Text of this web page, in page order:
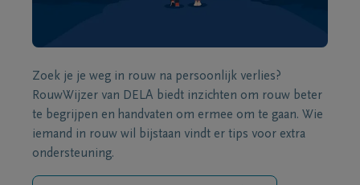
Zoek je je weg in rouw na persoonlijk verlies?
RouwWijzer van DELA biedt inzichten om rouw beter
te begrijpen en handvaten om ermee om te gaan. Wie
iemand in rouw wil bijstaan vindt er tips voor extra
ondersteuning.